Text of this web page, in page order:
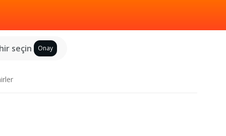
seçin Onay